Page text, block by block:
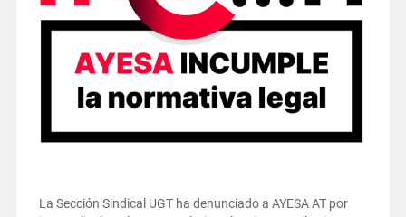
La Sección Sindical UGT ha denunciado a AYESA AT por